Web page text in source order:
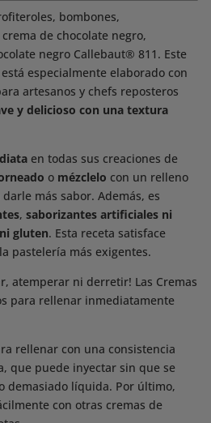
bombones,
de chocolate negro,
negro Callebaut® 811. Este
especialmente elaborado con
artesanos y chefs reposteros
y delicioso con una textura
en todas sus creaciones de
o mézclelo con un relleno
más sabor. Además, es
,saborizantes artificiales ni
gluten. Esta receta satisface
pastelería más exigentes.
atemperar ni derretir! Las Cremas
para rellenar inmediatamente
rellenar con una consistencia
que puede inyectar sin que se
demasiado líquida. Por último,
con otras cremas de